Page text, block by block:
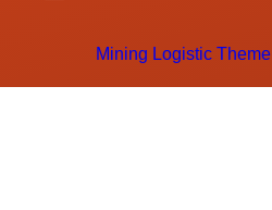
Mining Logistic Theme